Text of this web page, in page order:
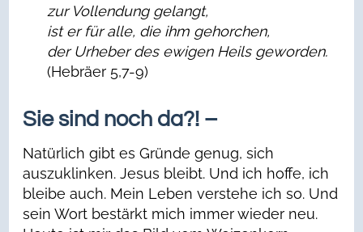
zur Vollendung gelangt,
ist er für alle, die ihm gehorchen,
der Urheber des ewigen Heils geworden.
(Hebräer 5,7-9)
Sie sind noch da?! –
Natürlich gibt es Gründe genug, sich
auszuklinken. Jesus bleibt. Und ich hoffe, ich
bleibe auch. Mein Leben verstehe ich so. Und
sein Wort bestärkt mich immer wieder neu.